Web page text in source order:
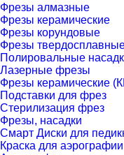
Фрезы алмазные
Фрезы керамические
Фрезы корундовые
Фрезы
Полировальные
Лазерные фрезы
Фрезы керамические
Подставки для фрез
Стерилизация фрез
Фрезы, насадки
Смарт Диски для
Краска для аэрографии